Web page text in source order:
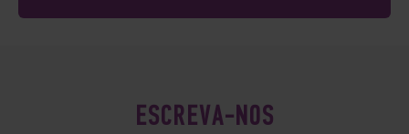
ESCREVA-NOS